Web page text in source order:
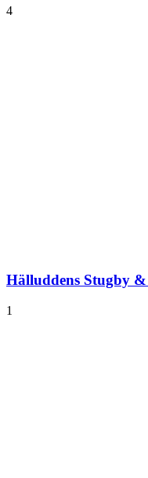
4
Hälluddens Stugby
1